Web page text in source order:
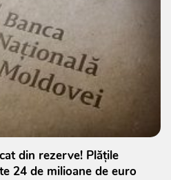
din rezerve! Plățile
24 de milioane de euro